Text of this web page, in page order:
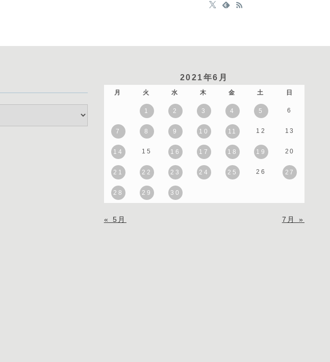
2021年6月
月 火 水 木 金 土 日
1 2 3 4 5 6
7 8 9 10 11 12 13
14 15 16 17 18 19 20
21 22 23 24 25 26 27
28 29 30
« 5月 7月 »